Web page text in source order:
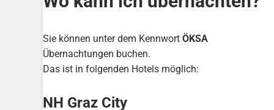
Sie können unter dem KennwortÖKSA
Übernachtungen buchen.
Das ist in folgenden Hotels möglich:
NH Graz City